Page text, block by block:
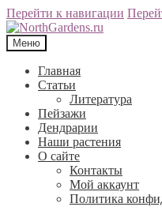
Перейти к навигации
Меню
Главная
Статьи
Литература
Пейзажи
Дендрарии
Наши растения
О сайте
Контакты
Мой аккаунт
Политика